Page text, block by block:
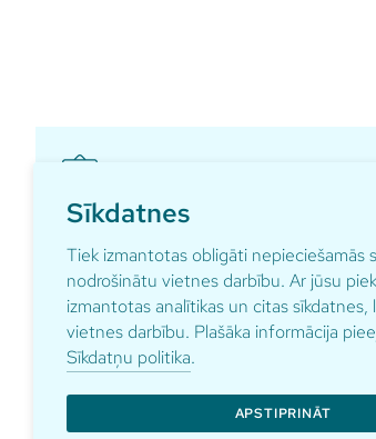
Sīkdatnes
Tiek izmantotas obligāti nepieciešamās
nodrošinātu vietnes darbību. Ar jūsu
izmantotas analītikas un citas sīkdatnes,
vietnes darbību. Plašāka informācija
Sīkdatņu politika.
APSTIPRINĀT
Pieraksties ikmēneša aktualitātēm
Adrese
Anniņmuižas bulvāris 29
Rīga, LV-1067